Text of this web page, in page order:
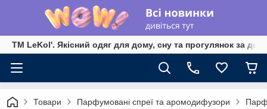
TM LeKol'. Якісний одяг для дому, сну та прогулянок за
Товари Парфумовані спреї та аромодифузори